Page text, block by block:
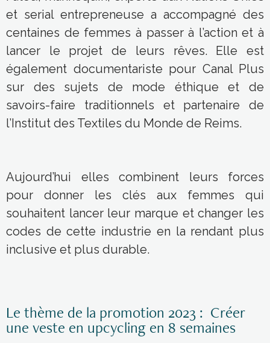
et serial entrepreneuse a accompagné des
centaines de femmes à passer à l’action et à
lancer le projet de leurs rêves. Elle est
également documentariste pour Canal Plus
sur des sujets de mode éthique et de
savoirs-faire traditionnels et partenaire de
l’Institut des Textiles du Monde de Reims.
​Aujourd’hui elles combinent leurs forces
pour donner les clés aux femmes qui
souhaitent lancer leur marque et changer les
codes de cette industrie en la rendant plus
inclusive et plus durable.
Le thème de la promotion 2023 : Créer
une veste en upcycling en 8 semaines